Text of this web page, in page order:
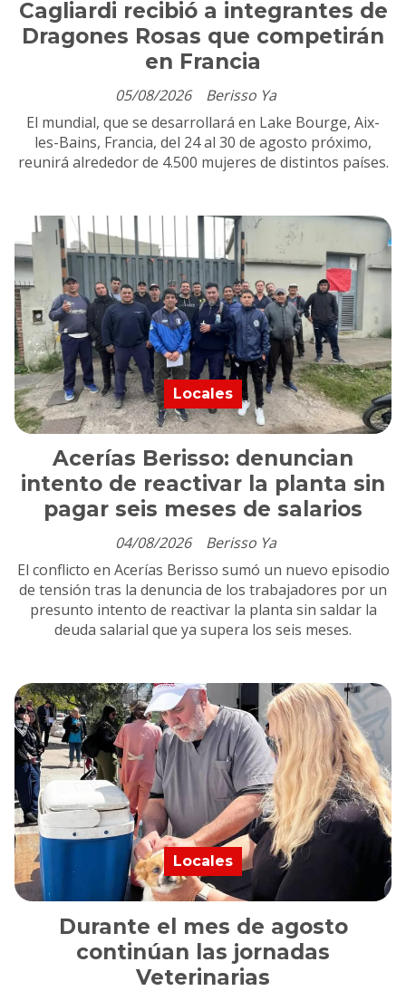
Cagliardi recibió a integrantes de
Dragones Rosas que competirán
en Francia
Berisso Ya
05/08/2026
El mundial, que se desarrollará en Lake Bourge, Aix-
les-Bains, Francia, del 24 al 30 de agosto próximo,
reunirá alrededor de 4.500 mujeres de distintos países.
Acerías Berisso: denuncian
intento de reactivar la planta sin
pagar seis meses de salarios
Berisso Ya
Locales
04/08/2026
El conflicto en Acerías Berisso sumó un nuevo episodio
de tensión tras la denuncia de los trabajadores por un
presunto intento de reactivar la planta sin saldar la
deuda salarial que ya supera los seis meses.
Durante el mes de agosto
continúan las jornadas
Veterinarias
Locales